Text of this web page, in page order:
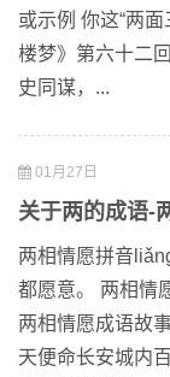
或示例 你这“两
楼梦》第六十二
史同谋，...
01月27日
关于两的成语-
两相情愿拼音
都愿意。 两相情
两相情愿成语故
天便命长安城内